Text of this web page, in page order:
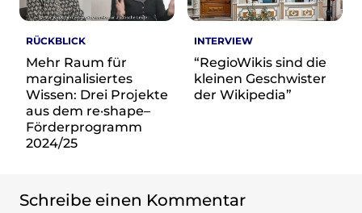
Wikipedia-Schwesterprojekte
Wikibase
Wikibooks
Wikisource
Wiktionary
Wikiversity
Wikivoyage
Verein
RÜCKBLICK
Mehr Raum für
marginalisiertes
Wissen: Drei Projekte
aus dem re·shape–
Förderprogramm
2024/25
INTERVIEW
“RegioWikis sind die
kleinen Geschwister
der Wikipedia”
Schreibe einen Kommentar